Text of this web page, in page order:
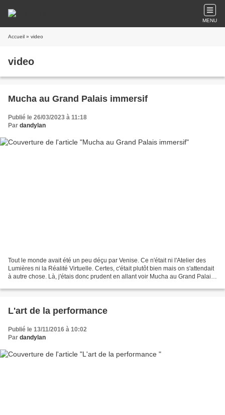
MENU
Accueil » video
video
Mucha au Grand Palais immersif
Publié le 26/03/2023 à 11:18
Par dandylan
Tout le monde avait été un peu déçu par Venise. Ce n'était ni l'Atelier des
Lumières ni la Réalité Virtuelle. Certes, c'était plutôt bien mais on s'attendait
à autre chose. Là, j'étais donc prudent en allant voir Mucha au Grand Palais
L'art de la performance
Publié le 13/11/2016 à 10:02
Par dandylan